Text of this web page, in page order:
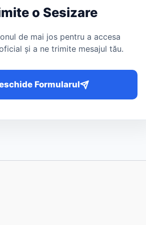
o Sesizare
de mai jos pentru a accesa
și a ne trimite mesajul tău.
Formularul